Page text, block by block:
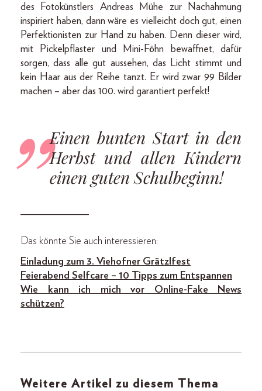
des Fotokünstlers Andreas Mühe zur Nachahmung
inspiriert haben, dann wäre es vielleicht doch gut, einen
Perfektionisten zur Hand zu haben. Denn dieser wird,
mit Pickelpflaster und Mini-Föhn bewaffnet, dafür
sorgen, dass alle gut aussehen, das Licht stimmt und
kein Haar aus der Reihe tanzt. Er wird zwar 99 Bilder
machen – aber das 100. wird garantiert perfekt!
Einen bunten Start in den
Herbst und allen Kindern
einen guten Schulbeginn!
_____________
Das könnte Sie auch interessieren:
Einladung zum 3. Viehofner Grätzlfest
Feierabend Selfcare – 10 Tipps zum Entspannen
Wie kann ich mich vor Online-Fake News
schützen?
Weitere Artikel zu diesem Thema